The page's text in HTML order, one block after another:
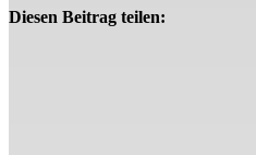
Diesen Beitrag teilen: